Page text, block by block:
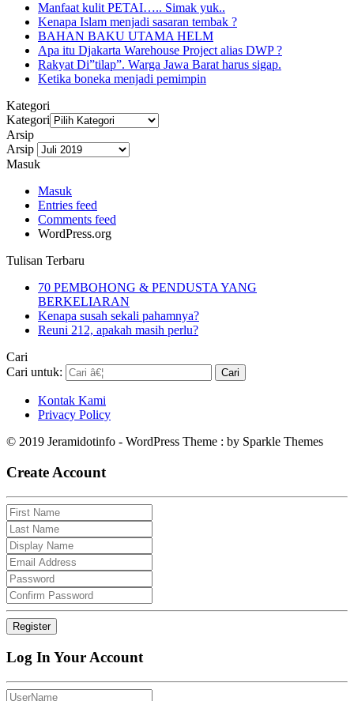
Manfaat kulit PETAI….. Simak yuk..
Kenapa Islam menjadi sasaran tembak ?
BAHAN BAKU UTAMA HELM
Apa itu Djakarta Warehouse Project alias DWP ?
Rakyat Di”tilap”. Warga Jawa Barat harus sigap.
Ketika boneka menjadi pemimpin
Kategori
Kategori
Arsip
Arsip
Masuk
Masuk
Entries feed
Comments feed
WordPress.org
Tulisan Terbaru
70 PEMBOHONG & PENDUSTA YANG
BERKELIARAN
Kenapa susah sekali pahamnya?
Reuni 212, apakah masih perlu?
Cari
Cari untuk:
Kontak Kami
Privacy Policy
© 2019 Jeramidotinfo - WordPress Theme : by Sparkle Themes
Create Account
Log In Your Account